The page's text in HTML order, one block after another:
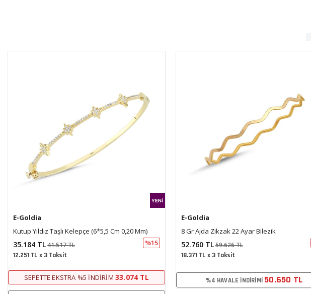
E-Goldia
8 Gr Ajda Zikzak 22 Ayar Bilezik
52.760 TL59.626 TL %12
18.371 TL x 3 Taksit
%4 HAVALE İNDIRIMI50.650 TL
E-Goldia
10 Gr Ajda Kristal 22 Ayar Bilezik
65.966 TL70.828 TL
22.969 TL x 3 Taksit
%4 HAVALE İNDIRIMI63.327 TL